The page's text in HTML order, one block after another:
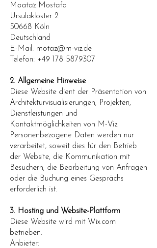
Moataz Mostafa
Ursulakloster 2
50668 Köln
Deutschland
E-Mail: motaz@m-viz.de
Telefon: +49 178 5879307
2. Allgemeine Hinweise
Diese Website dient der Präsentation von
Architekturvisualisierungen, Projekten,
Dienstleistungen und
Kontaktmöglichkeiten von M-Viz.
Personenbezogene Daten werden nur
verarbeitet, soweit dies für den Betrieb
der Website, die Kommunikation mit
Besuchern, die Bearbeitung von Anfragen
oder die Buchung eines Gesprächs
erforderlich ist.
3. Hosting und Website-Plattform
Diese Website wird mit Wix.com
betrieben.
Anbieter: